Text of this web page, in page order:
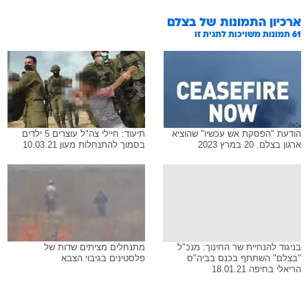
ארכיון התמונות של בצלם
61 תמונות משויכות לתגית זו
הודעת "הפסקת אש עכשיו" שהוציא
ארגון בצלם. 20 במרץ 2023
תיעוד: חיילי צה"ל עוצרים 5 ילדים
בסמוך להתנחלות מעון 10.03.21
בניגוד להנחיית שר החינוך: מנכ"ל
"בצלם" השתתף בכנס בביה"ס
הריאלי בחיפה 18.01.21
מתנחלים מציתים שדות של
פלסטינים בגיבוי הצבא